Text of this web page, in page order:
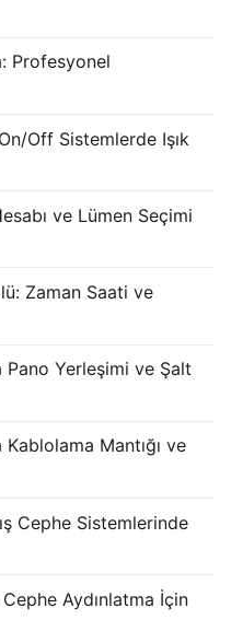
Arabic
Profesyonel
Off Sistemlerde Işık
ve Lümen Seçimi
Zaman Saati ve
Pano Yerleşimi ve Şalt
Mantığı ve
Cephe Sistemlerinde
Aydınlatma İçin